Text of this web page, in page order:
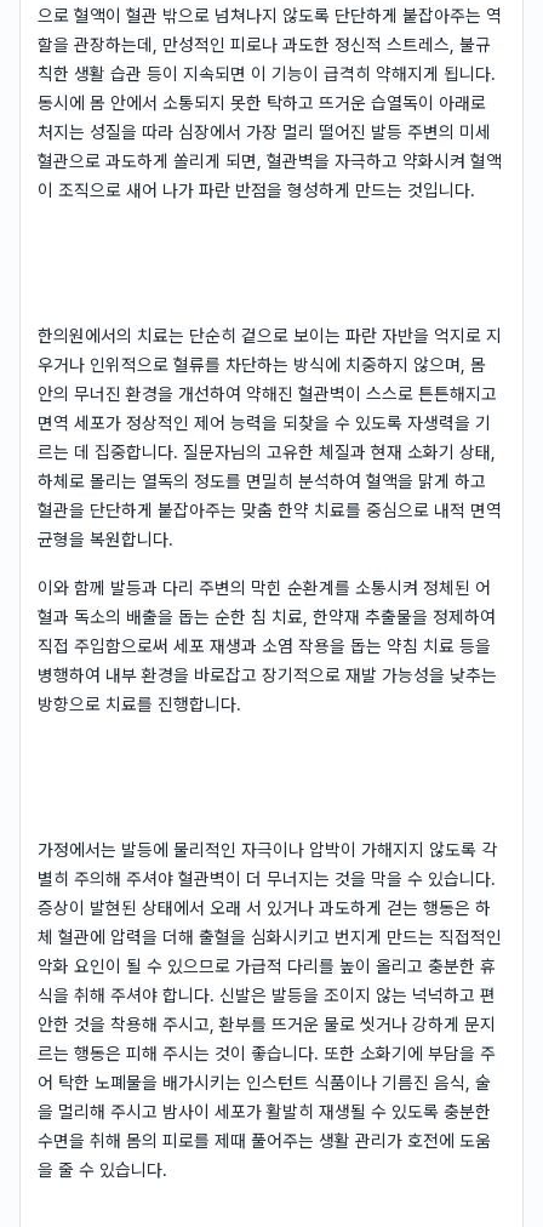
으로 혈액이 혈관 밖으로 넘쳐나지 않도록 단단하게 붙잡아주는 역
할을 관장하는데, 만성적인 피로나 과도한 정신적 스트레스, 불규
칙한 생활 습관 등이 지속되면 이 기능이 급격히 약해지게 됩니다.
동시에 몸 안에서 소통되지 못한 탁하고 뜨거운 습열독이 아래로
처지는 성질을 따라 심장에서 가장 멀리 떨어진 발등 주변의 미세
혈관으로 과도하게 쏠리게 되면, 혈관벽을 자극하고 약화시켜 혈액
이 조직으로 새어 나가 파란 반점을 형성하게 만드는 것입니다.
한의원에서의 치료는 단순히 겉으로 보이는 파란 자반을 억지로 지
우거나 인위적으로 혈류를 차단하는 방식에 치중하지 않으며, 몸
안의 무너진 환경을 개선하여 약해진 혈관벽이 스스로 튼튼해지고
면역 세포가 정상적인 제어 능력을 되찾을 수 있도록 자생력을 기
르는 데 집중합니다. 질문자님의 고유한 체질과 현재 소화기 상태,
하체로 몰리는 열독의 정도를 면밀히 분석하여 혈액을 맑게 하고
혈관을 단단하게 붙잡아주는 맞춤 한약 치료를 중심으로 내적 면역
균형을 복원합니다.
이와 함께 발등과 다리 주변의 막힌 순환계를 소통시켜 정체된 어
혈과 독소의 배출을 돕는 순한 침 치료, 한약재 추출물을 정제하여
직접 주입함으로써 세포 재생과 소염 작용을 돕는 약침 치료 등을
병행하여 내부 환경을 바로잡고 장기적으로 재발 가능성을 낮추는
방향으로 치료를 진행합니다.
가정에서는 발등에 물리적인 자극이나 압박이 가해지지 않도록 각
별히 주의해 주셔야 혈관벽이 더 무너지는 것을 막을 수 있습니다.
증상이 발현된 상태에서 오래 서 있거나 과도하게 걷는 행동은 하
체 혈관에 압력을 더해 출혈을 심화시키고 번지게 만드는 직접적인
악화 요인이 될 수 있으므로 가급적 다리를 높이 올리고 충분한 휴
식을 취해 주셔야 합니다. 신발은 발등을 조이지 않는 넉넉하고 편
안한 것을 착용해 주시고, 환부를 뜨거운 물로 씻거나 강하게 문지
르는 행동은 피해 주시는 것이 좋습니다. 또한 소화기에 부담을 주
어 탁한 노폐물을 배가시키는 인스턴트 식품이나 기름진 음식, 술
을 멀리해 주시고 밤사이 세포가 활발히 재생될 수 있도록 충분한
수면을 취해 몸의 피로를 제때 풀어주는 생활 관리가 호전에 도움
을 줄 수 있습니다.